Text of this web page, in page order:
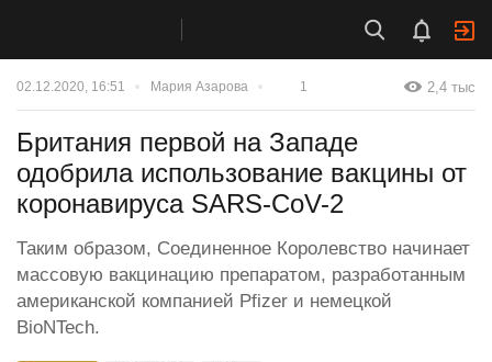
02.12.2020, 16:51 Мария Азарова 1 2,4 тыс
Британия первой на Западе
одобрила использование вакцины от
коронавируса SARS-CoV-2
Таким образом, Соединенное Королевство начинает
массовую вакцинацию препаратом, разработанным
американской компанией Pfizer и немецкой
BioNTech.